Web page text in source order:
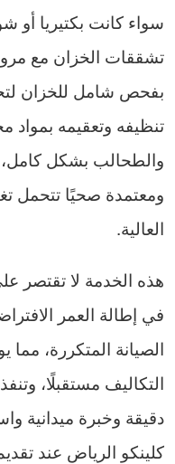
سواء كانت بكتيريا أو
تشققات الخزان مع
بفحص شامل للخزان
تنظيفه وتعقيمه
والطحالب بشكل
ومعتمدة صحيًا تتحمل
العالية.
هذه الخدمة لا تقتصر
في إطالة العمر
الصيانة المتكررة، مما
التكاليف مستقبلًا،
دقيقة وخبرة ميدانية
كلينكو الرياض عند